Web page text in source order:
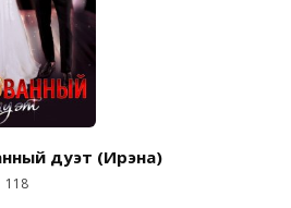
дуэт (Ирэна)
118